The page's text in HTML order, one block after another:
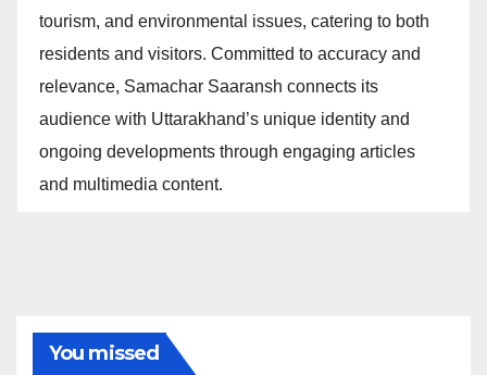
tourism, and environmental issues, catering to both
residents and visitors. Committed to accuracy and
relevance, Samachar Saaransh connects its
audience with Uttarakhand’s unique identity and
ongoing developments through engaging articles
and multimedia content.
You missed